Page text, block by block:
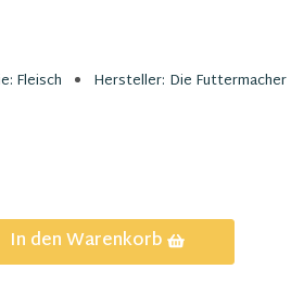
Fleisch Hersteller: Die Futtermacher
In den Warenkorb